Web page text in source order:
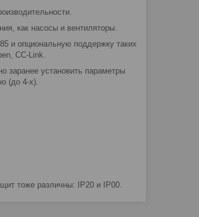
как насосы и вентиляторы.
и опциональную поддержку таких
CC-Link.
заранее установить параметры
(до 4-х).
тоже различны: IP20 и IP00.